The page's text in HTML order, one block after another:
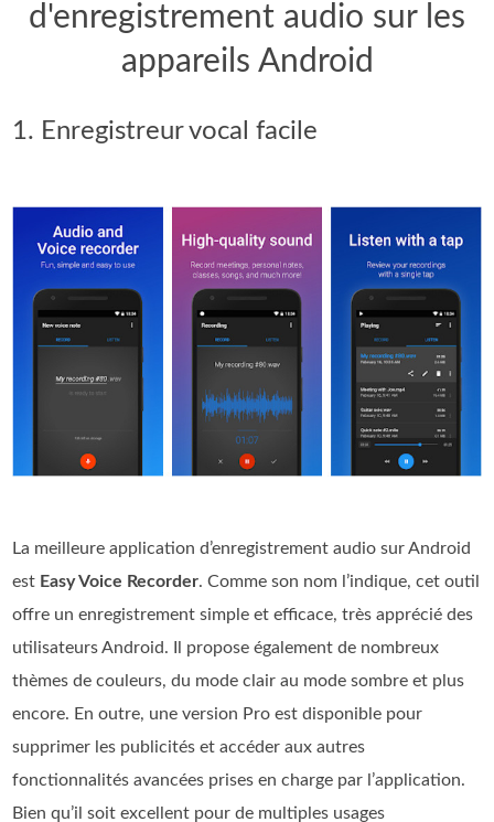
d'enregistrement audio sur les
appareils Android
1. Enregistreur vocal facile
La meilleure application d’enregistrement audio sur Android
est Easy Voice Recorder. Comme son nom l’indique, cet outil
offre un enregistrement simple et efficace, très apprécié des
utilisateurs Android. Il propose également de nombreux
thèmes de couleurs, du mode clair au mode sombre et plus
encore. En outre, une version Pro est disponible pour
supprimer les publicités et accéder aux autres
fonctionnalités avancées prises en charge par l’application.
Bien qu’il soit excellent pour de multiples usages